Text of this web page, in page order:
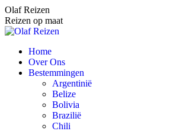
Spring
naar
content
Olaf Reizen
Reizen op maat
Home
Over Ons
Bestemmingen
Argentinië
Belize
Bolivia
Brazilië
Chili